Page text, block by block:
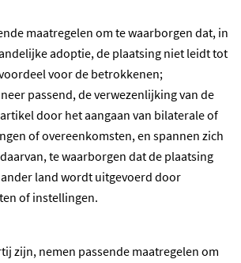
maatregelen om te waarborgen dat, in
adoptie, de plaatsing niet leidt tot
voor de betrokkenen;
passend, de verwezenlijking van de
door het aangaan van bilaterale of
of overeenkomsten, en spannen zich
te waarborgen dat de plaatsing
land wordt uitgevoerd door
of instellingen.
zijn, nemen passende maatregelen om